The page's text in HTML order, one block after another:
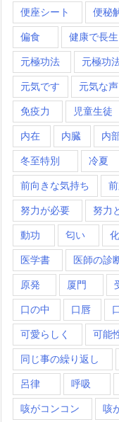
便座シート 便秘
偏食 健康で長生
元極功法 元極功
元気です 元気な声
免疫力 児童生徒
内在 内臓 内
冬至特別 冷夏
前向きな気持ち
努力が必要 努力
動功 匂い
医学書 医師の診
原発 厦門
口の中 口唇
可愛らしく 可能
同じ事の繰り返し
呂律 呼吸
咳がコンコン 咳